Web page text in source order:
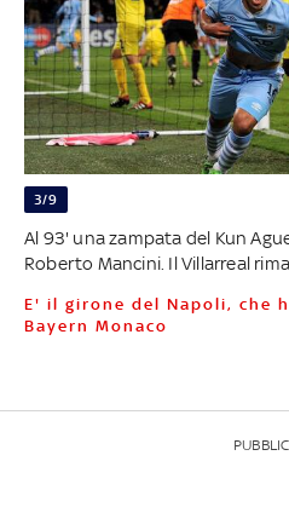
3/9
Al 93' una zampata del Kun
Roberto Mancini. Il Villarreal
E' il girone del Napoli, che ha pareggiato 1-1 con il
Bayern Monaco